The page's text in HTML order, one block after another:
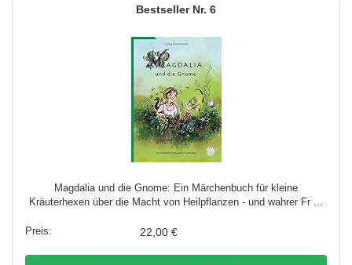
6
Magdalia und die Gnome: Ein Märchenbuch für kleine
Kräuterhexen über die Macht von Heilpflanzen - und wahrer Fr ...
22,00 €